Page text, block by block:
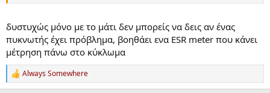
δυστυχώς μόνο με το μάτι δεν μπορείς να δεις αν ένας
πυκνωτής έχει πρόβλημα, βοηθάει ενα ESR meter που κάνει
μέτρηση πάνω στο κύκλωμα
R
e
Always Somewhere